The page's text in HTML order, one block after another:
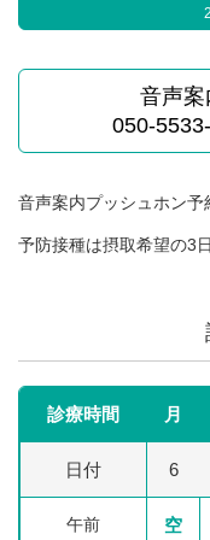
音声
050-
音声案内プッシュホン予
予防接種は摂取希望の3
診療時間 月
日付 6
午前 空